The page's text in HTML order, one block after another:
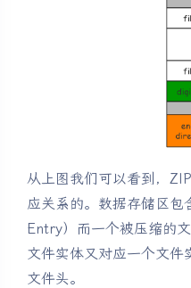
从上图我们可以看到，
应关系的。数据存储区包
Entry）而一个被压缩的
文件实体又对应一个文件
文件头。